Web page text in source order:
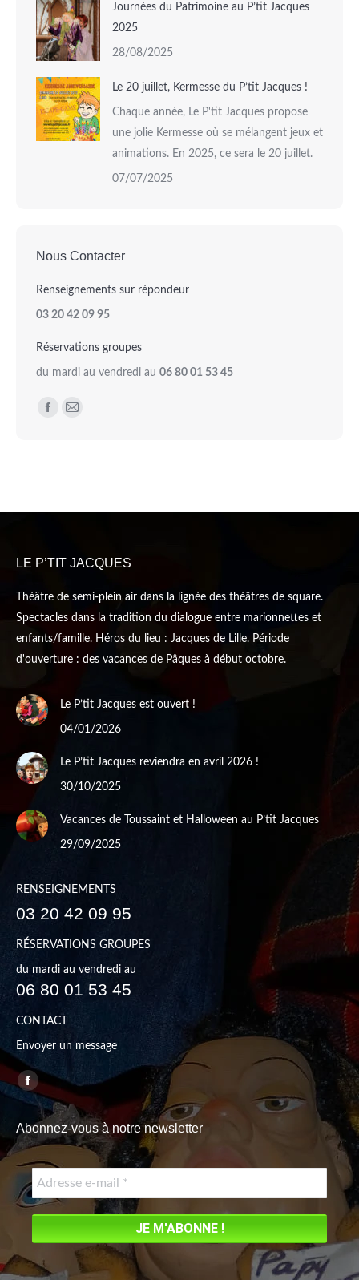
Journées du Patrimoine au P’tit Jacques
2025
28/08/2025
Le 20 juillet, Kermesse du P’tit Jacques !
Chaque année, Le P'tit Jacques propose
une jolie Kermesse où se mélangent jeux et
animations. En 2025, ce sera le 20 juillet.
07/07/2025
Nous Contacter
Renseignements sur répondeur
03 20 42 09 95
Réservations groupes
du mardi au vendredi au 06 80 01 53 45
Trouvez nous sur :
LE P’TIT JACQUES
Théâtre de semi-plein air dans la lignée des théâtres de square.
Spectacles dans la tradition du dialogue entre marionnettes et
enfants/famille. Héros du lieu : Jacques de Lille. Période
d'ouverture : des vacances de Pâques à début octobre.
Le P’tit Jacques est ouvert !
04/01/2026
Le P’tit Jacques reviendra en avril 2026 !
30/10/2025
Vacances de Toussaint et Halloween au P’tit Jacques
29/09/2025
RENSEIGNEMENTS
03 20 42 09 95
RÉSERVATIONS GROUPES
du mardi au vendredi au
06 80 01 53 45
CONTACT
Envoyer un message
Trouvez nous sur :
Facebook
page
opens
in
new
window
Abonnez-vous à notre newsletter